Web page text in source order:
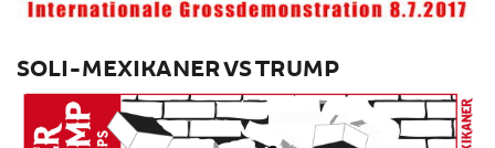
SOLI-MEXIKANER VS TRUMP